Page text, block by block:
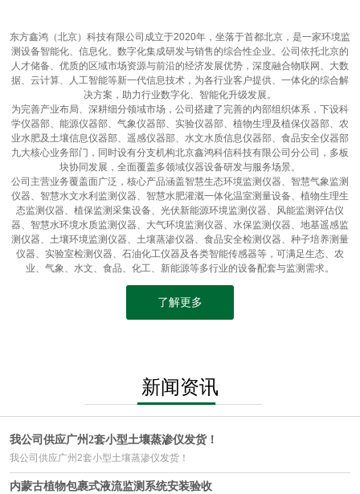
东方鑫鸿（北京）科技有限公司成立于2020年，坐落于首都北京，是一家环境监
测设备智能化、信息化、数字化集成研发与销售的综合性企业。公司依托北京的
人才储备、优质的区域市场资源与前沿的经济发展优势，深度融合物联网、大数
据、云计算、人工智能等新一代信息技术，为各行业客户提供、一体化的综合解
决方案，助力行业数字化、智能化升级发展。
为完善产业布局、深耕细分领域市场，公司搭建了完善的内部组织体系，下设科
学仪器部、能源仪器部、气象仪器部、实验仪器部、植物生理及植保仪器部、农
业水肥及土壤信息仪器部、遥感仪器部、水文水质信息仪器部、食品安全仪器部
九大核心业务部门，同时设有分支机构北京鑫鸿科信科技有限公司分公司，多板
块协同发展，全面覆盖多领域仪器设备研发与服务场景。
公司主营业务覆盖面广泛，核心产品涵盖智慧生态环境监测仪器、智慧气象监测
仪器、智慧水文水利监测仪器、智慧水肥灌溉一体化温室测量设备、植物生理生
态监测仪器、植保监测采集设备、光伏新能源环境监测仪器、风能监测评估仪
器、智慧水环境水质监测仪器、大气环境监测仪器、水保监测仪器、地基遥感监
测仪器、土壤环境监测仪器、土壤蒸渗仪器、食品安全检测仪器、种子培养测量
仪器、实验室检测仪器、石油化工仪器及各类智能传感器等，可满足生态、农
业、气象、水文、食品、化工、新能源等多行业的设备配套与监测需求。
了解更多
新闻资讯
我公司供应广州2套小型土壤蒸渗仪发货！
我公司供应广州2套小型土壤蒸渗仪发货！
内蒙古植物包裹式液流监测系统安装验收